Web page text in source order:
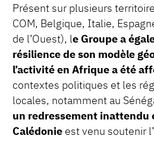
Présent sur plusieurs
COM, Belgique, Italie,
de l’Ouest), le Groupe a
résilience de son modèle
l’activité en Afrique a été
contextes politiques et les
locales, notamment au
un redressement inattendu
Calédonie est venu soutenir